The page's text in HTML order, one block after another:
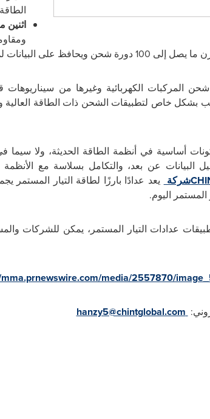
اثنين
شحن ويحافظ على البيانات لمدة 10 سنوات حتى خلال انقطاعات التيار الكهربائي.
المركبات الكهربائية وغيرها من سيناريوهات
بشكل خاص لتطبيقات الشحن ذات الطاقة العالية
أساسية في أنظمة الطاقة الحديثة، ولا سيما
البيانات عن بعد، والتكامل بسلاسة مع
شركة يعد عدادًا بارزًا لطاقة التيار المستمر
المستمر اليوم.
عدادات التيار المستمر، يمكن للشركات
media/2557870/
hanzy5@chintglobal.com